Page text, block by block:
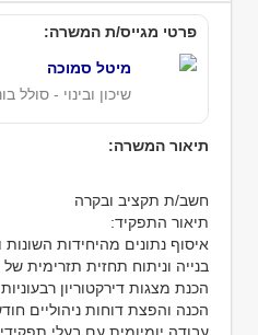
פרטי מגייס/ת המשרה:
מיטל סמוכה
שיכון ובינוי -
תיאור המשרה:
חשב/ת תקציב ובקרה
תיאור התפקיד:
איסוף נתונים מהיחידות
בנייה וניתוח תחזית תזרימית
הכנת מצגות דירקטוריון
הכנה והפצת דוחות ניהוליים